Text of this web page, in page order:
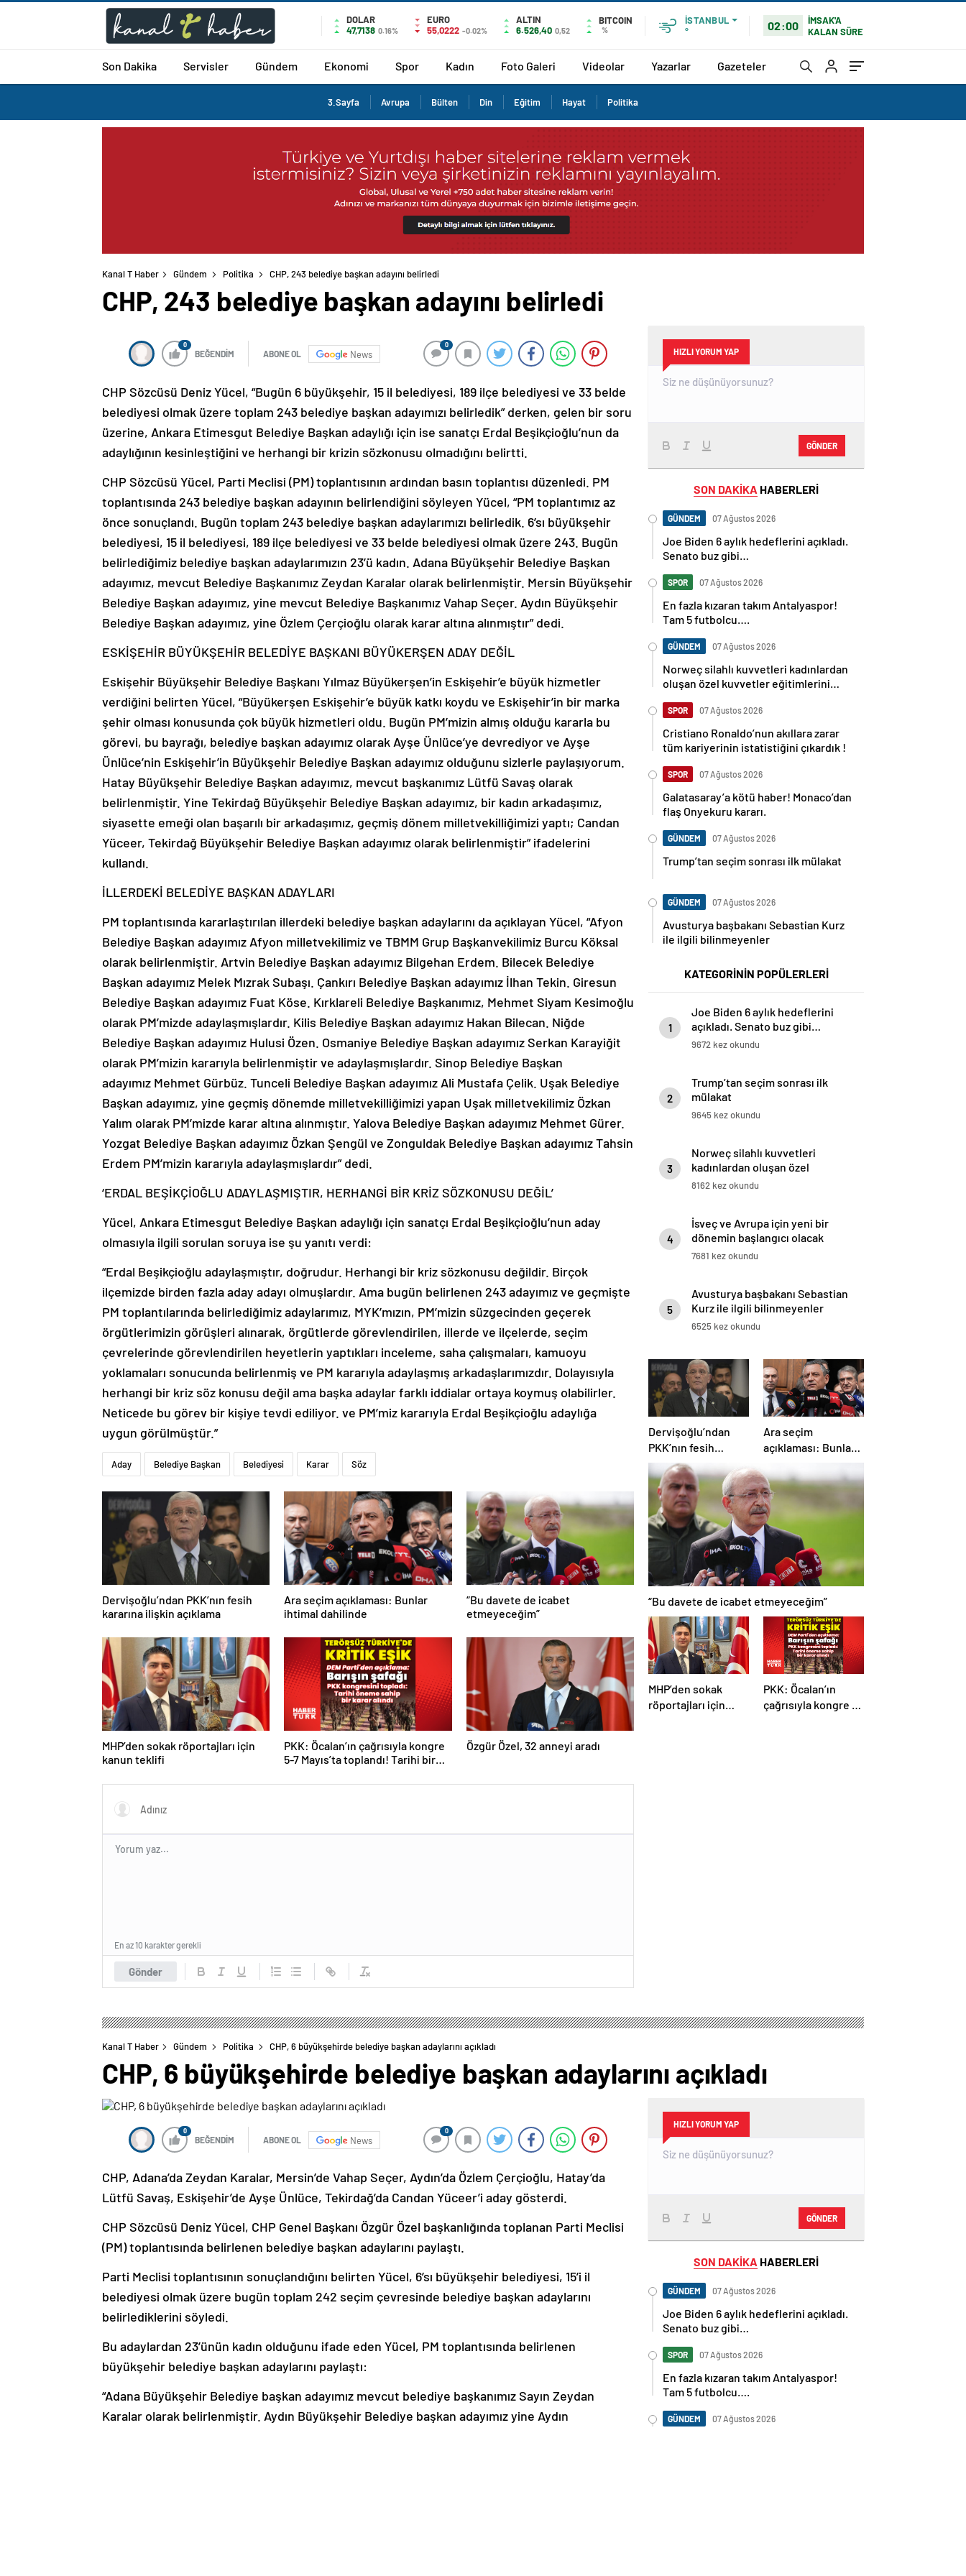
DOLAR
47,7138 0.16%
EURO
55,0222 -0.02%
ALTIN
6.526,40 0,52
BITCOIN
%
İSTANBUL
°
02:00
İMSAK'A
KALAN SÜRE
Son Dakika Servisler Gündem Ekonomi Spor Kadın Foto Galeri Videolar Yazarlar Gazeteler
3.Sayfa Avrupa Bülten Din Eğitim Hayat Politika
Kanal T Haber Gündem Politika CHP, 243 belediye başkan adayını belirledi
CHP, 243 belediye başkan adayını belirledi
0
BEĞENDİM ABONE OL News
0
CHP Sözcüsü Deniz Yücel, “Bugün 6 büyükşehir, 15 il belediyesi, 189 ilçe belediyesi ve 33 belde
belediyesi olmak üzere toplam 243 belediye başkan adayımızı belirledik” derken, gelen bir soru
üzerine, Ankara Etimesgut Belediye Başkan adaylığı için ise sanatçı Erdal Beşikçioğlu’nun da
adaylığının kesinleştiğini ve herhangi bir krizin sözkonusu olmadığını belirtti.
CHP Sözcüsü Yücel, Parti Meclisi (PM) toplantısının ardından basın toplantısı düzenledi. PM
toplantısında 243 belediye başkan adayının belirlendiğini söyleyen Yücel, “PM toplantımız az
önce sonuçlandı. Bugün toplam 243 belediye başkan adaylarımızı belirledik. 6’sı büyükşehir
belediyesi, 15 il belediyesi, 189 ilçe belediyesi ve 33 belde belediyesi olmak üzere 243. Bugün
belirlediğimiz belediye başkan adaylarımızın 23’ü kadın. Adana Büyükşehir Belediye Başkan
adayımız, mevcut Belediye Başkanımız Zeydan Karalar olarak belirlenmiştir. Mersin Büyükşehir
Belediye Başkan adayımız, yine mevcut Belediye Başkanımız Vahap Seçer. Aydın Büyükşehir
Belediye Başkan adayımız, yine Özlem Çerçioğlu olarak karar altına alınmıştır” dedi.
ESKİŞEHİR BÜYÜKŞEHİR BELEDİYE BAŞKANI BÜYÜKERŞEN ADAY DEĞİL
Eskişehir Büyükşehir Belediye Başkanı Yılmaz Büyükerşen’in Eskişehir’e büyük hizmetler
verdiğini belirten Yücel, “Büyükerşen Eskişehir’e büyük katkı koydu ve Eskişehir’in bir marka
şehir olması konusunda çok büyük hizmetleri oldu. Bugün PM’mizin almış olduğu kararla bu
görevi, bu bayrağı, belediye başkan adayımız olarak Ayşe Ünlüce’ye devrediyor ve Ayşe
Ünlüce’nin Eskişehir’in Büyükşehir Belediye Başkan adayımız olduğunu sizlerle paylaşıyorum.
Hatay Büyükşehir Belediye Başkan adayımız, mevcut başkanımız Lütfü Savaş olarak
belirlenmiştir. Yine Tekirdağ Büyükşehir Belediye Başkan adayımız, bir kadın arkadaşımız,
siyasette emeği olan başarılı bir arkadaşımız, geçmiş dönem milletvekilliğimizi yaptı; Candan
Yüceer, Tekirdağ Büyükşehir Belediye Başkan adayımız olarak belirlenmiştir” ifadelerini
kullandı.
İLLERDEKİ BELEDİYE BAŞKAN ADAYLARI
PM toplantısında kararlaştırılan illerdeki belediye başkan adaylarını da açıklayan Yücel, “Afyon
Belediye Başkan adayımız Afyon milletvekilimiz ve TBMM Grup Başkanvekilimiz Burcu Köksal
olarak belirlenmiştir. Artvin Belediye Başkan adayımız Bilgehan Erdem. Bilecek Belediye
Başkan adayımız Melek Mızrak Subaşı. Çankırı Belediye Başkan adayımız İlhan Tekin. Giresun
Belediye Başkan adayımız Fuat Köse. Kırklareli Belediye Başkanımız, Mehmet Siyam Kesimoğlu
olarak PM’mizde adaylaşmışlardır. Kilis Belediye Başkan adayımız Hakan Bilecan. Niğde
Belediye Başkan adayımız Hulusi Özen. Osmaniye Belediye Başkan adayımız Serkan Karayiğit
olarak PM’mizin kararıyla belirlenmiştir ve adaylaşmışlardır. Sinop Belediye Başkan
adayımız Mehmet Gürbüz. Tunceli Belediye Başkan adayımız Ali Mustafa Çelik. Uşak Belediye
Başkan adayımız, yine geçmiş dönemde milletvekilliğimizi yapan Uşak milletvekilimiz Özkan
Yalım olarak PM’mizde karar altına alınmıştır. Yalova Belediye Başkan adayımız Mehmet Gürer.
Yozgat Belediye Başkan adayımız Özkan Şengül ve Zonguldak Belediye Başkan adayımız Tahsin
Erdem PM’mizin kararıyla adaylaşmışlardır” dedi.
‘ERDAL BEŞİKÇİOĞLU ADAYLAŞMIŞTIR, HERHANGİ BİR KRİZ SÖZKONUSU DEĞİL’
Yücel, Ankara Etimesgut Belediye Başkan adaylığı için sanatçı Erdal Beşikçioğlu’nun aday
olmasıyla ilgili sorulan soruya ise şu yanıtı verdi:
“Erdal Beşikçioğlu adaylaşmıştır, doğrudur. Herhangi bir kriz sözkonusu değildir. Birçok
ilçemizde birden fazla aday adayı olmuşlardır. Ama bugün belirlenen 243 adayımız ve geçmişte
PM toplantılarında belirlediğimiz adaylarımız, MYK’mızın, PM’mizin süzgecinden geçerek
örgütlerimizin görüşleri alınarak, örgütlerde görevlendirilen, illerde ve ilçelerde, seçim
çevrelerinde görevlendirilen heyetlerin yaptıkları inceleme, saha çalışmaları, kamuoyu
yoklamaları sonucunda belirlenmiş ve PM kararıyla adaylaşmış arkadaşlarımızdır. Dolayısıyla
herhangi bir kriz söz konusu değil ama başka adaylar farklı iddialar ortaya koymuş olabilirler.
Neticede bu görev bir kişiye tevdi ediliyor. ve PM’miz kararıyla Erdal Beşikçioğlu adaylığa
uygun görülmüştür.”
Aday Belediye Başkan Belediyesi Karar Söz
Dervişoğlu’ndan PKK’nın fesih
kararına ilişkin açıklama
Ara seçim açıklaması: Bunlar
ihtimal dahilinde
“Bu davete de icabet
etmeyeceğim”
MHP’den sokak röportajları için
kanun teklifi
PKK: Öcalan’ın çağrısıyla kongre
5-7 Mayıs’ta toplandı! Tarihi bir
Özgür Özel, 32 anneyi aradı
Gönder
En az 10 karakter gerekli
HIZLI YORUM YAP
GÖNDER
SON DAKİKA HABERLERİ
GÜNDEM 07 Ağustos 2026
Joe Biden 6 aylık hedeflerini açıkladı.
Senato buz gibi…
SPOR 07 Ağustos 2026
En fazla kızaran takım Antalyaspor!
Tam 5 futbolcu….
GÜNDEM 07 Ağustos 2026
Norweç silahlı kuvvetleri kadınlardan
oluşan özel kuvvetler eğitimlerini
SPOR 07 Ağustos 2026
Cristiano Ronaldo’nun akıllara zarar
tüm kariyerinin istatistiğini çıkardık !
SPOR 07 Ağustos 2026
Galatasaray’a kötü haber! Monaco’dan
flaş Onyekuru kararı.
GÜNDEM 07 Ağustos 2026
Trump’tan seçim sonrası ilk mülakat
GÜNDEM 07 Ağustos 2026
Avusturya başbakanı Sebastian Kurz
ile ilgili bilinmeyenler
KATEGORİNİN POPÜLERLERİ
1
Joe Biden 6 aylık hedeflerini
açıkladı. Senato buz gibi…
9672 kez okundu
2
Trump’tan seçim sonrası ilk
mülakat
9645 kez okundu
3
Norweç silahlı kuvvetleri
kadınlardan oluşan özel
kuvvetler eğitimlerini başlattı.
8162 kez okundu
4
İsveç ve Avrupa için yeni bir
dönemin başlangıcı olacak
kararlar.
7681 kez okundu
5
Avusturya başbakanı Sebastian
Kurz ile ilgili bilinmeyenler
6525 kez okundu
Dervişoğlu’ndan
PKK’nın fesih
kararına ilişkin
açıklama
Ara seçim
açıklaması: Bunlar
“Bu davete de icabet etmeyeceğim”
MHP’den sokak
röportajları için
PKK: Öcalan’ın
çağrısıyla kongre 5-
Kanal T Haber Gündem Politika CHP, 6 büyükşehirde belediye başkan adaylarını açıkladı
CHP, 6 büyükşehirde belediye başkan adaylarını açıkladı
0
BEĞENDİM ABONE OL News
0
CHP, Adana’da Zeydan Karalar, Mersin’de Vahap Seçer, Aydın’da Özlem Çerçioğlu, Hatay’da
Lütfü Savaş, Eskişehir’de Ayşe Ünlüce, Tekirdağ’da Candan Yüceer’i aday gösterdi.
CHP Sözcüsü Deniz Yücel, CHP Genel Başkanı Özgür Özel başkanlığında toplanan Parti Meclisi
(PM) toplantısında belirlenen belediye başkan adaylarını paylaştı.
Parti Meclisi toplantısının sonuçlandığını belirten Yücel, 6’sı büyükşehir belediyesi, 15’i il
belediyesi olmak üzere bugün toplam 242 seçim çevresinde belediye başkan adaylarını
belirlediklerini söyledi.
Bu adaylardan 23’ünün kadın olduğunu ifade eden Yücel, PM toplantısında belirlenen
büyükşehir belediye başkan adaylarını paylaştı:
“Adana Büyükşehir Belediye başkan adayımız mevcut belediye başkanımız Sayın Zeydan
Karalar olarak belirlenmiştir. Aydın Büyükşehir Belediye başkan adayımız yine Aydın
HIZLI YORUM YAP
GÖNDER
SON DAKİKA HABERLERİ
GÜNDEM 07 Ağustos 2026
Joe Biden 6 aylık hedeflerini açıkladı.
Senato buz gibi…
SPOR 07 Ağustos 2026
En fazla kızaran takım Antalyaspor!
Tam 5 futbolcu….
GÜNDEM 07 Ağustos 2026